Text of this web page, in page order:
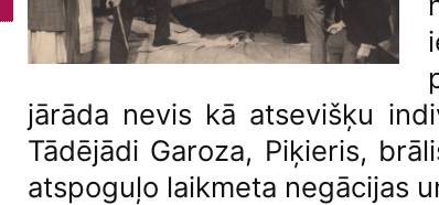
jārāda nevis kā atsevišķu
Tādējādi Garoza, Piķieris,
atspoguļo laikmeta negācijas